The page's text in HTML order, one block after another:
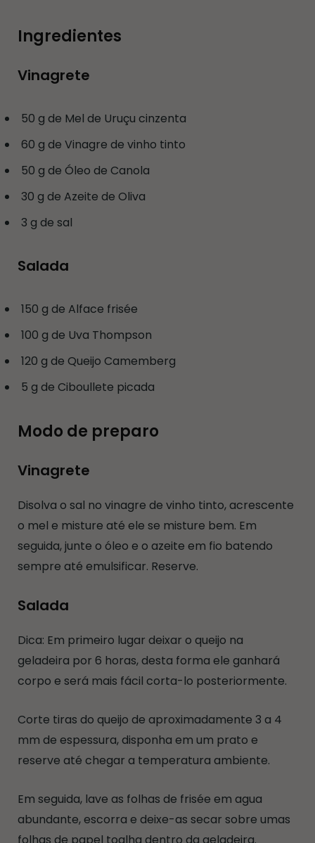
Ingredientes
Vinagrete
50 g de Mel de Uruçu cinzenta
60 g de Vinagre de vinho tinto
50 g de Óleo de Canola
30 g de Azeite de Oliva
3 g de sal
Salada
150 g de Alface frisée
100 g de Uva Thompson
120 g de Queijo Camemberg
5 g de Ciboullete picada
Modo de preparo
Vinagrete
Disolva o sal no vinagre de vinho tinto, acrescente
o mel e misture até ele se misture bem. Em
seguida, junte o óleo e o azeite em fio batendo
sempre até emulsificar. Reserve.
Salada
Dica: Em primeiro lugar deixar o queijo na
geladeira por 6 horas, desta forma ele ganhará
corpo e será mais fácil corta-lo posteriormente.
Corte tiras do queijo de aproximadamente 3 a 4
mm de espessura, disponha em um prato e
reserve até chegar a temperatura ambiente.
Em seguida, lave as folhas de frisée em agua
abundante, escorra e deixe-as secar sobre umas
folhas de papel toalha dentro da geladeira.